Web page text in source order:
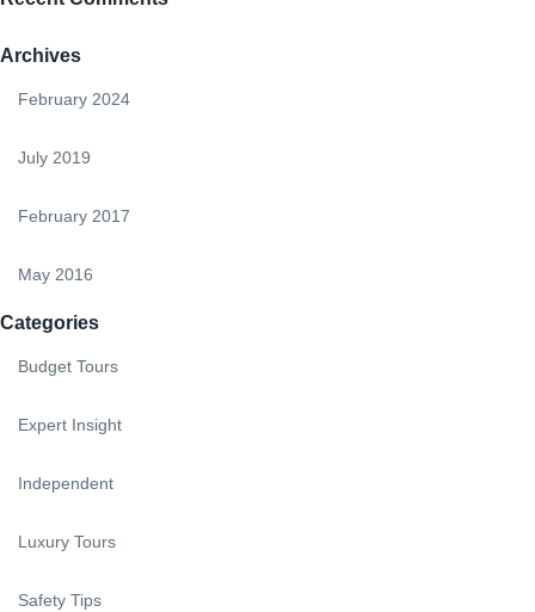
Archives
February 2024
July 2019
February 2017
May 2016
Categories
Budget Tours
Expert Insight
Independent
Luxury Tours
Safety Tips